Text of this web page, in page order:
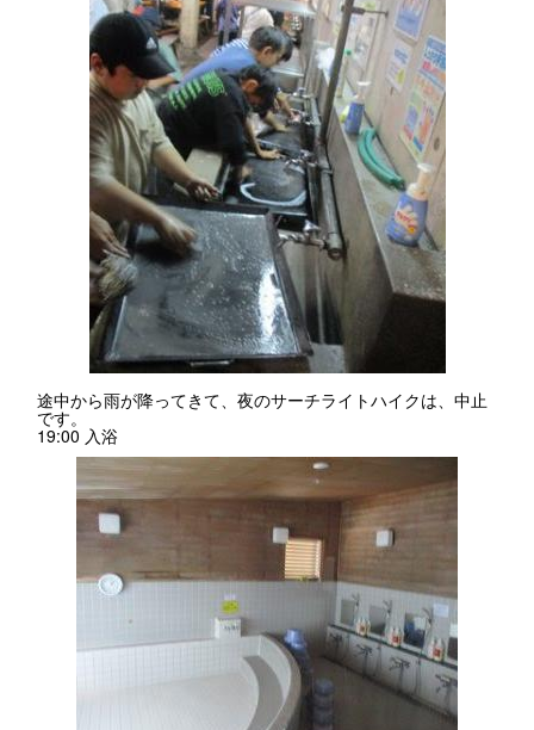
途中から雨が降ってきて、夜のサーチライトハイクは、中止
です。
19:00 入浴